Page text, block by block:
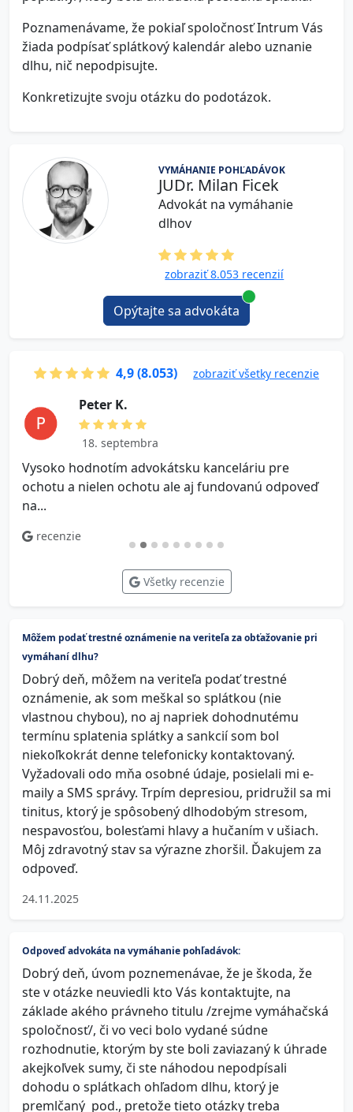
Poznamenávame, že pokiaľ spoločnosť Intrum Vás
žiada podpísať splátkový kalendár alebo uznanie
dlhu, nič nepodpisujte.
Konkretizujte svoju otázku do podotázok.
VYMÁHANIE POHĽADÁVOK
JUDr. Milan Ficek
Advokát na vymáhanie
dlhov
zobraziť 8.053 recenzií
Opýtajte sa advokáta
4,9 (8.053) zobraziť všetky recenzie
P e t e r K.
18. septembra
Vysoko hodnotím advokátsku kanceláriu pre
ochotu a nielen ochotu ale aj fundovanú odpoveď
na...
recenzie
Všetky recenzie
Môžem podať trestné oznámenie na veriteľa za obťažovanie pri
vymáhaní dlhu?
Dobrý deň, môžem na veriteľa podať trestné
oznámenie, ak som meškal so splátkou (nie
vlastnou chybou), no aj napriek dohodnutému
termínu splatenia splátky a sankcií som bol
niekoľkokrát denne telefonicky kontaktovaný.
Vyžadovali odo mňa osobné údaje, posielali mi e-
maily a SMS správy. Trpím depresiou, pridružil sa mi
tinitus, ktorý je spôsobený dlhodobým stresom,
nespavosťou, bolesťami hlavy a hučaním v ušiach.
Môj zdravotný stav sa výrazne zhoršil. Ďakujem za
odpoveď.
24.11.2025
Odpoveď advokáta na vymáhanie pohľadávok:
Dobrý deň, úvom poznemenávae, že je škoda, že
ste v otázke neuviedli kto Vás kontaktujte, na
základe akého právneho titulu /zrejme vymáhačská
spoločnosť/, či vo veci bolo vydané súdne
rozhodnutie, ktorým by ste boli zaviazaný k úhrade
akejkoľvek sumy, či ste náhodou nepodpísali
dohodu o splátkach ohľadom dlhu, ktorý je
premlčaný pod., pretože tieto otázky treba